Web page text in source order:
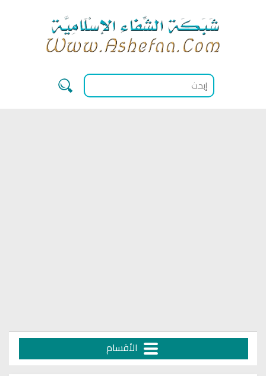
الأقسام